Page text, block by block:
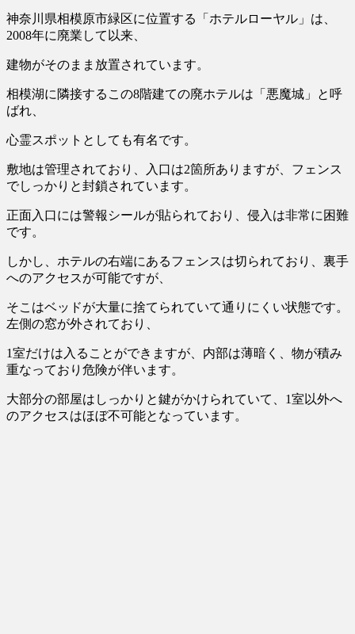
神奈川県相模原市緑区に位置する「ホテルローヤル」は、
2008年に廃業して以来
建物がそのまま放置されています。
相模湖に隣接するこの8階建ての廃ホテルは「悪魔城」と呼
ばれ、
心霊スポットとしても有名です。
敷地は管理されており、入口は2箇所ありますが、 フェンス
でしっかりと封鎖されています。
正面入口には警報シールが貼られており、侵入は非常に困難
です。
しかし、ホテルの右端にあるフェンスは切られており、裏手
へのアクセスが可能ですが、
そこはベッドが大量に捨てられていて通りにくい状態です。
左側の窓が外されており、
1室だけは入ることができますが、内部は薄暗く、物が積み
重なっており危険が伴います。
大部分の部屋はしっかりと鍵がかけられていて、1室以外へ
のアクセスはほぼ不可能となっています。